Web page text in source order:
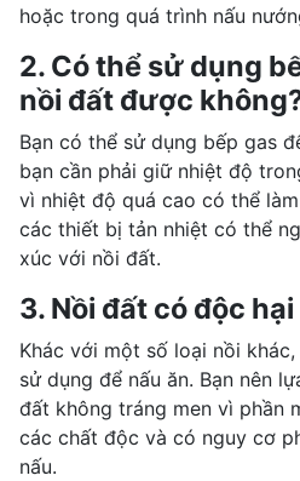
hoặc trong quá trình nấu
2. Có thể sử dụng
nồi đất được
Bạn có thể sử dụng bếp gas
bạn cần phải giữ nhiệt độ
vì nhiệt độ quá cao có thể
các thiết bị tản nhiệt có thể
xúc với nồi đất.
3. Nồi đất có độc
Khác với một số loại nồi
sử dụng để nấu ăn. Bạn nên
đất không tráng men vì phần
các chất độc và có nguy cơ
nấu.